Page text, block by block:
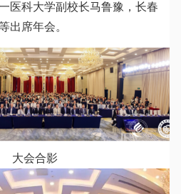
医科大学副校长马鲁豫，长春
出席年会。
大会合影